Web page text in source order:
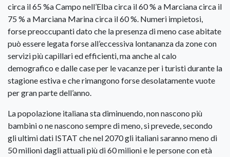
circa il 65 %a Campo nell’Elba circa il 60 % a Marciana circa il
75 % a Marciana Marina circa il 60 %. Numeri impietosi,
forse preoccupanti dato che la presenza di meno case abitate
può essere legata forse all’eccessiva lontananza da zone con
servizi più capillari ed efficienti, ma anche al calo
demografico e dalle case per le vacanze per i turisti durante la
stagione estiva e che rimangono forse desolatamente vuote
per gran parte dell’anno.
La popolazione italiana sta diminuendo, non nascono più
bambini o ne nascono sempre di meno, si prevede, secondo
gli ultimi dati ISTAT che nel 2070 gli italiani saranno meno di
50 milioni dagli attuali più di 60 milioni e le persone con età